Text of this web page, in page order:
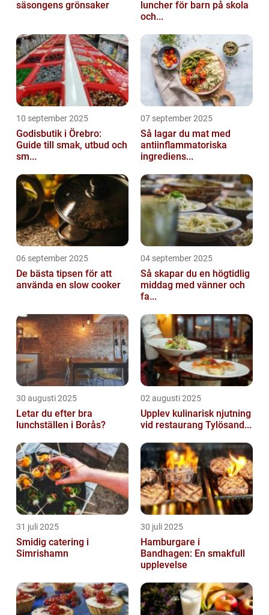
säsongens grönsaker
luncher för barn på skola
och...
10 september 2025
Godisbutik i Örebro:
Guide till smak, utbud och
sm...
07 september 2025
Så lagar du mat med
antiinflammatoriska
ingrediens...
06 september 2025
De bästa tipsen för att
använda en slow cooker
04 september 2025
Så skapar du en högtidlig
middag med vänner och
fa...
30 augusti 2025
Letar du efter bra
lunchställen i Borås?
02 augusti 2025
Upplev kulinarisk njutning
vid restaurang Tylösand...
31 juli 2025
Smidig catering i
Simrishamn
30 juli 2025
Hamburgare i
Bandhagen: En smakfull
upplevelse